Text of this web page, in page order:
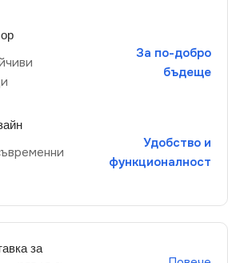
За по-добро
бъдеще
Удобство и
функционалност
за